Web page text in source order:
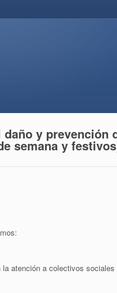
y prevención
semana y
atención a colectivos